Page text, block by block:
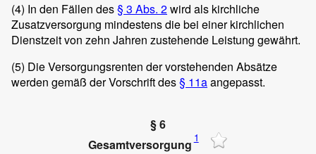
(4) In den Fällen des§ 3 Abs. 2wird als kirchliche
Zusatzversorgung mindestens die bei einer kirchlichen
Dienstzeit von zehn Jahren zustehende Leistung gewährt.
(5) Die Versorgungsrenten der vorstehenden Absätze
werden gemäß der Vorschrift des§ 11aangepasst.
§ 6
Gesamtversorgung 1